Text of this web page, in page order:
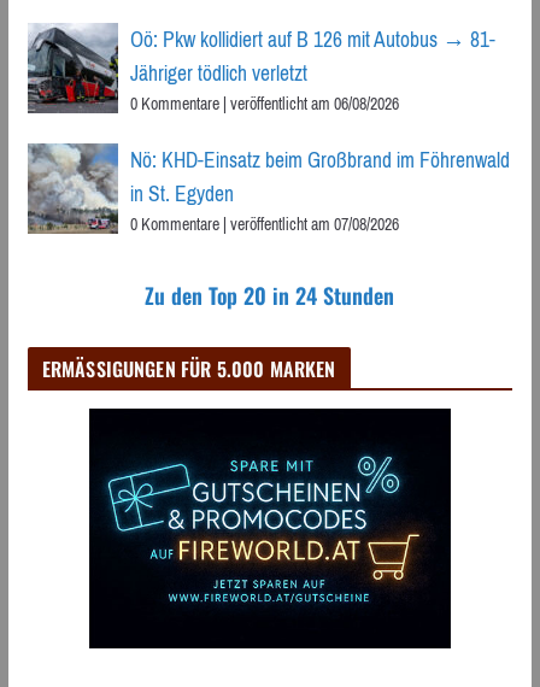
Oö: Pkw kollidiert auf B 126 mit Autobus → 81-
Jähriger tödlich verletzt
0 Kommentare|veröffentlicht am 06/08/2026
Nö: KHD-Einsatz beim Großbrand im Föhrenwald
in St. Egyden
0 Kommentare|veröffentlicht am 07/08/2026
Zu den Top 20 in 24 Stunden
ERMÄSSIGUNGEN FÜR 5.000 MARKEN